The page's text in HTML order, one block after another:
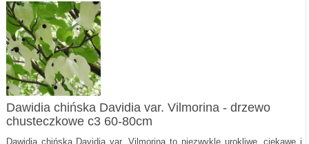
Dawidia chińska Davidia var. Vilmorina - drzewo
chusteczkowe c3 60-80cm
Dawidia chińska Davidia var. Vilmorina to niezwykle urokliwe, ciekawe i